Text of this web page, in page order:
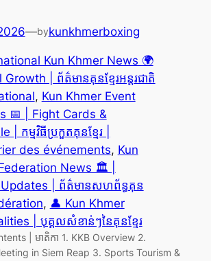
—bykunkhmerboxing
Kun Khmer News 🌍
Growth | ព័ត៌មានគុនខ្មែរអន្តរជាតិ
, Kun Khmer Event
📅 | Fight Cards &
| កម្មវិធីប្រកួតគុនខ្មែរ |
des événements, Kun
News 🏛️ |
| ព័ត៌មានសហព័ន្ធគុន
, 👤 Kun Khmer
| បុគ្គលសំខាន់ៗនៃគុនខ្មែរ
| មាតិកា 1. KKB Overview 2.
in Siem Reap 3. Sports Tourism &